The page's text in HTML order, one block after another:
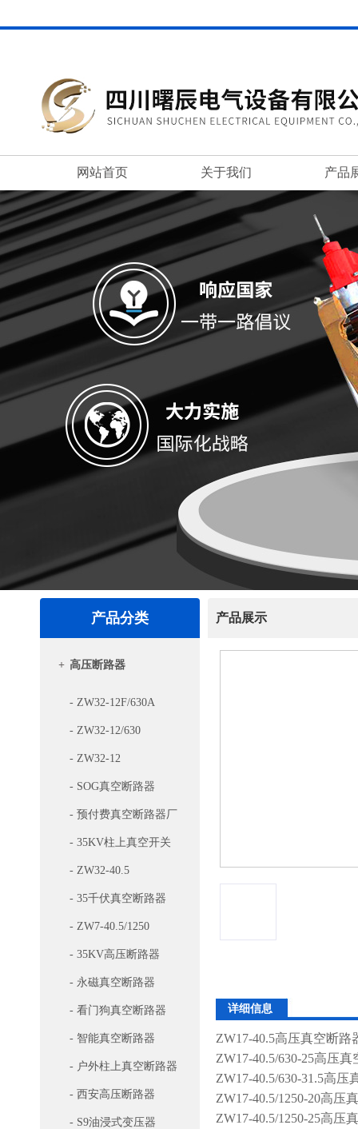
网站首页 关于我们 产品
产品分类
+ 高压断路器
- ZW32-12F/630A
- ZW32-12/630
- ZW32-12
- SOG真空断路器
- 预付费真空断路器厂
- 35KV柱上真空开关
- ZW32-40.5
- 35千伏真空断路器
- ZW7-40.5/1250
- 35KV高压断路器
- 永磁真空断路器
- 看门狗真空断路器
- 智能真空断路器
- 户外柱上真空断路器
- 西安高压断路器
- S9油浸式变压器
产品展示
详细信息
ZW17-40.5高压真空断路
ZW17-40.5/630-25高压真
ZW17-40.5/630-31.5高压
ZW17-40.5/1250-20高压
ZW17-40.5/1250-25高压